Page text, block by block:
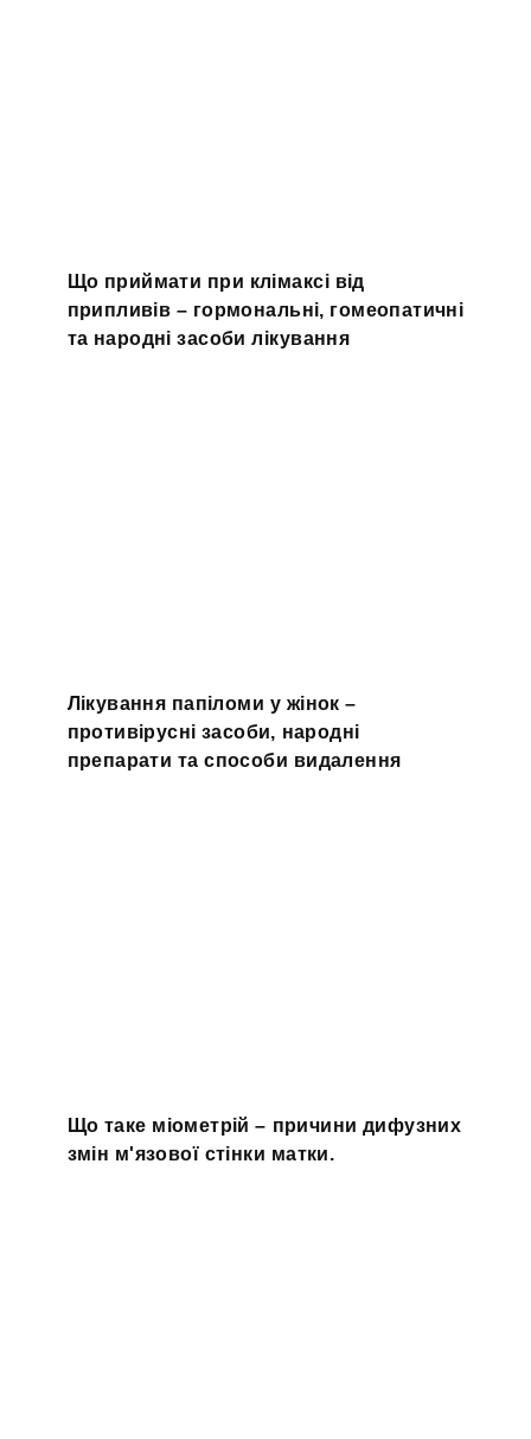
Що приймати при клімаксі від
припливів – гормональні, гомеопатичні
та народні засоби лікування
Лікування папіломи у жінок –
противірусні засоби, народні
препарати та способи видалення
Що таке міометрій – причини дифузних
змін м'язової стінки матки.